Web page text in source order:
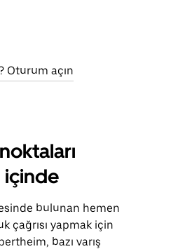
Oturum açın
içinde
bulunan hemen
çağrısı yapmak için
bazı varış